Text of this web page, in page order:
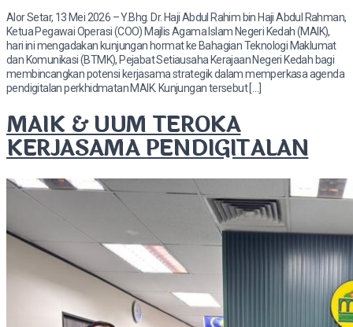
Alor Setar, 13 Mei 2026 – Y.Bhg. Dr. Haji Abdul Rahim bin Haji Abdul Rahman,
Ketua Pegawai Operasi (COO) Majlis Agama Islam Negeri Kedah (MAIK),
hari ini mengadakan kunjungan hormat ke Bahagian Teknologi Maklumat
dan Komunikasi (BTMK), Pejabat Setiausaha Kerajaan Negeri Kedah bagi
membincangkan potensi kerjasama strategik dalam memperkasa agenda
pendigitalan perkhidmatan MAIK. Kunjungan tersebut […]
MAIK & UUM TEROKA
KERJASAMA PENDIGITALAN